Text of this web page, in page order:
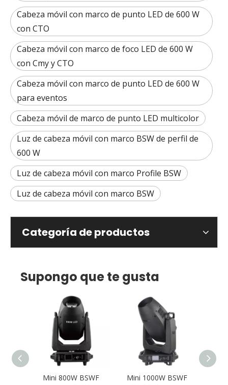
Cabeza móvil con marco de punto LED de 600 W
con CTO
Cabeza móvil con marco de foco LED de 600 W
con Cmy y CTO
Cabeza móvil con marco de punto LED de 600 W
para eventos
Cabeza móvil de marco de punto LED multicolor
Luz de cabeza móvil con marco BSW de perfil de
600 W
Luz de cabeza móvil con marco Profile BSW
Luz de cabeza móvil con marco BSW
Categoría de productos
Supongo que te gusta
Mini 800W BSWF
Mini 1000W BSWF